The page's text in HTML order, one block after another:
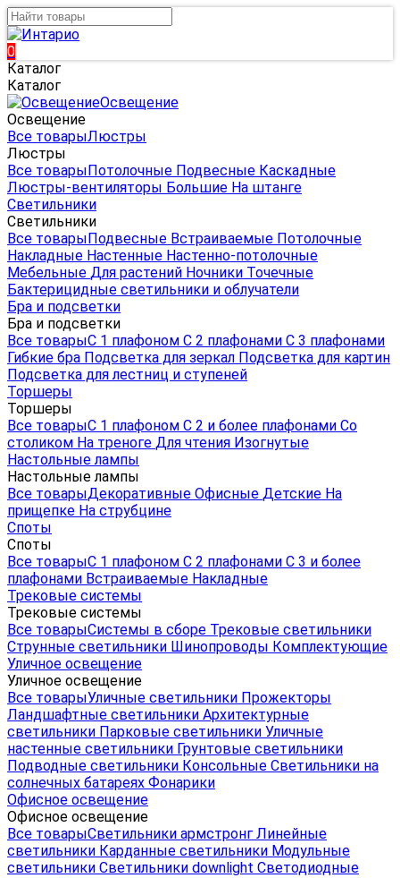
0
Каталог
Каталог
Освещение
Освещение
Все товарыЛюстры
Люстры
Все товарыПотолочные Подвесные Каскадные
Люстры-вентиляторы Большие На штанге
Светильники
Светильники
Все товарыПодвесные Встраиваемые Потолочные
Накладные Настенные Настенно-потолочные
Мебельные Для растений Ночники Точечные
Бактерицидные светильники и облучатели
Бра и подсветки
Бра и подсветки
Все товарыС 1 плафоном С 2 плафонами С 3 плафонами
Гибкие бра Подсветка для зеркал Подсветка для картин
Подсветка для лестниц и ступеней
Торшеры
Торшеры
Все товарыС 1 плафоном С 2 и более плафонами Со
столиком На треноге Для чтения Изогнутые
Настольные лампы
Настольные лампы
Все товарыДекоративные Офисные Детские На
прищепке На струбцине
Споты
Споты
Все товарыС 1 плафоном С 2 плафонами С 3 и более
плафонами Встраиваемые Накладные
Трековые системы
Трековые системы
Все товарыСистемы в сборе Трековые светильники
Струнные светильники Шинопроводы Комплектующие
Уличное освещение
Уличное освещение
Все товарыУличные светильники Прожекторы
Ландшафтные светильники Архитектурные
светильники Парковые светильники Уличные
настенные светильники Грунтовые светильники
Подводные светильники Консольные Светильники на
солнечных батареях Фонарики
Офисное освещение
Офисное освещение
Все товарыСветильники армстронг Линейные
светильники Карданные светильники Модульные
светильники Светильники downlight Светодиодные